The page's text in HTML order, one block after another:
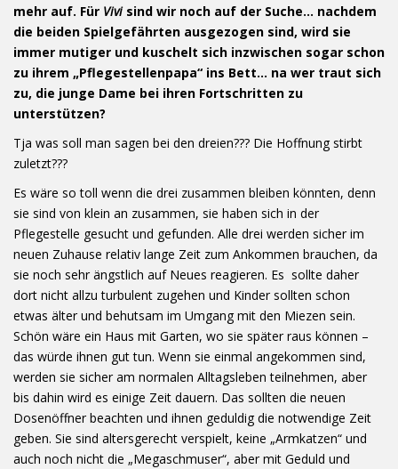
mehr auf. Für Vivisind wir noch auf der Suche… nachdem
die beiden Spielgefährten ausgezogen sind, wird sie
immer mutiger und kuschelt sich inzwischen sogar schon
zu ihrem „Pflegestellenpapa“ ins Bett… na wer traut sich
zu, die junge Dame bei ihren Fortschritten zu
unterstützen?
Tja was soll man sagen bei den dreien??? Die Hoffnung stirbt
zuletzt???
Es wäre so toll wenn die drei zusammen bleiben könnten, denn
sie sind von klein an zusammen, sie haben sich in der
Pflegestelle gesucht und gefunden. Alle drei werden sicher im
neuen Zuhause relativ lange Zeit zum Ankommen brauchen, da
sie noch sehr ängstlich auf Neues reagieren. Es sollte daher
dort nicht allzu turbulent zugehen und Kinder sollten schon
etwas älter und behutsam im Umgang mit den Miezen sein.
Schön wäre ein Haus mit Garten, wo sie später raus können –
das würde ihnen gut tun. Wenn sie einmal angekommen sind,
werden sie sicher am normalen Alltagsleben teilnehmen, aber
bis dahin wird es einige Zeit dauern. Das sollten die neuen
Dosenöffner beachten und ihnen geduldig die notwendige Zeit
geben. Sie sind altersgerecht verspielt, keine „Armkatzen“ und
auch noch nicht die „Megaschmuser“, aber mit Geduld und